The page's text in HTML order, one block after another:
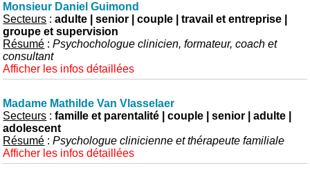
Monsieur Daniel Guimond
Secteurs :adulte | senior | couple | travail et entreprise |
groupe et supervision
Résumé :Psychochologue clinicien, formateur, coach et
consultant
Afficher les infos détaillées
Madame Mathilde Van Vlasselaer
Secteurs :famille et parentalité | couple | senior | adulte |
adolescent
Résumé :Psychologue clinicienne et thérapeute familiale
Afficher les infos détaillées